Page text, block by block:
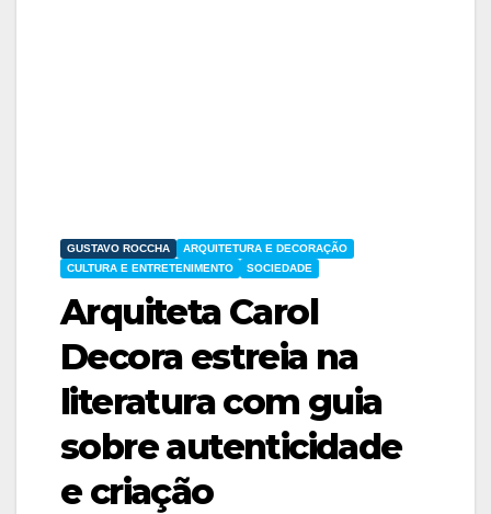
GUSTAVO ROCCHA
ARQUITETURA E DECORAÇÃO
CULTURA E ENTRETENIMENTO
SOCIEDADE
Arquiteta Carol
Decora estreia na
literatura com guia
sobre autenticidade
e criação